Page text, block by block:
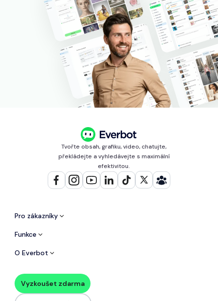
Tvořte obsah, grafiku, video, chatujte,
překládejte a vyhledávejte s maximální
efektivitou.
Pro zákazníky
Funkce
O Everbot
Vyzkoušet zdarma